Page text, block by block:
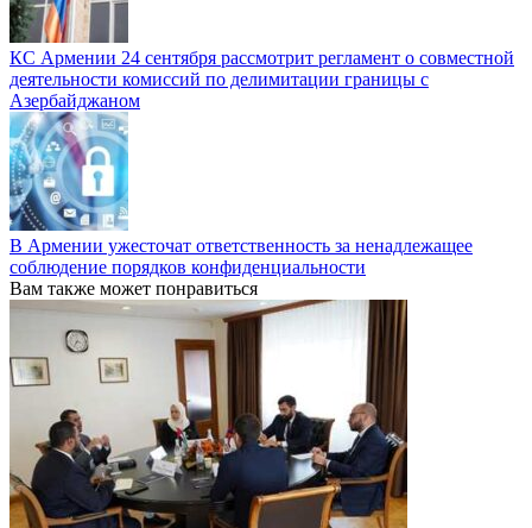
КС Армении 24 сентября рассмотрит регламент о совместной
деятельности комиссий по делимитации границы с
Азербайджаном
В Армении ужесточат ответственность за ненадлежащее
соблюдение порядков конфиденциальности
Вам также может понравиться